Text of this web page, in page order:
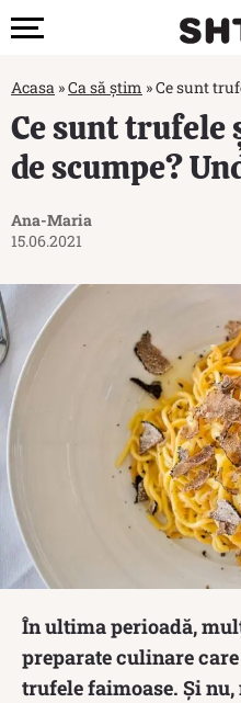
Acasa »Ca să știm »Ce sunt
Ce sunt trufele
de scumpe?
Ana-Maria
15.06.2021
În ultima perioadă,
preparate culinare
trufele faimoase. Și nu,